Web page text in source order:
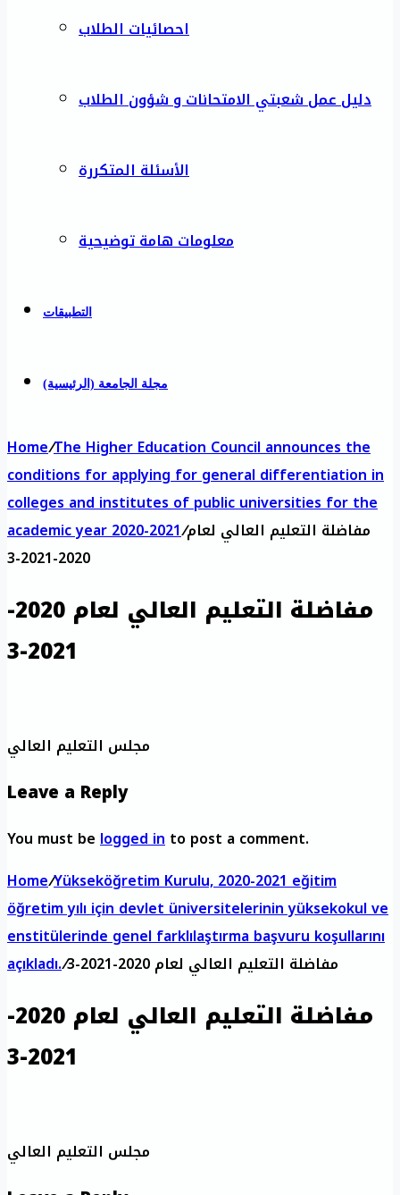
احصائيات الطلاب
دليل عمل شعبتي الامتحانات و شؤون الطلاب
الأسئلة المتكررة
معلومات هامة توضيحية
التطبيقات
مجلة الجامعة (الرئيسية)
Home/The Higher Education Council announces the
conditions for applying for general differentiation in
colleges and institutes of public universities for the
academic year 2020-2021/مفاضلة التعليم العالي لعام
2020-2021-3
مفاضلة التعليم العالي لعام 2020-
2021-3
مجلس التعليم العالي
Leave a Reply
You must belogged into post a comment.
Home/Yükseköğretim Kurulu, 2020-2021 eğitim
öğretim yılı için devlet üniversitelerinin yüksekokul ve
enstitülerinde genel farklılaştırma başvuru koşullarını
açıkladı./ مفاضلة التعليم العالي لعام 2020-2021-3
مفاضلة التعليم العالي لعام 2020-
2021-3
مجلس التعليم العالي